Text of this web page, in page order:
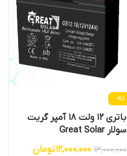
-8%
باتری 12 ولت 18 آمپر گریت
سولار Great Solar
13,000,000
12,000,000تومان